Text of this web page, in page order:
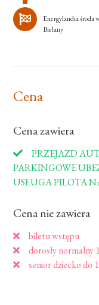
Energylandia środa
Bielany
Cena
Cena zawiera
PRZEJAZD
PARKINGOWE
USŁUGA PILOTA
Cena nie zawiera
biletu wstępu
dorosły normalny
senior dziecko do